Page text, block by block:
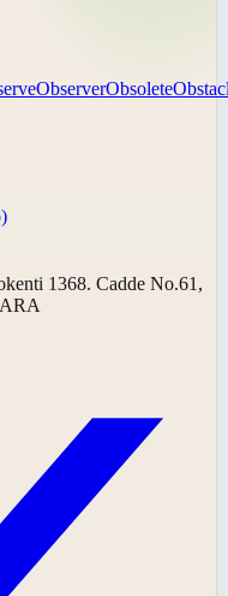
ObserverObsolete
1368. Cadde No.61,